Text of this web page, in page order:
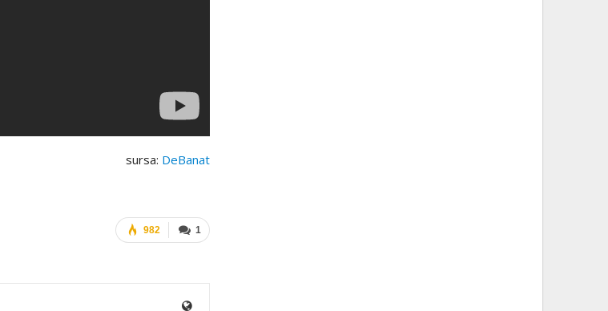
sursa: DeBanat
1
982